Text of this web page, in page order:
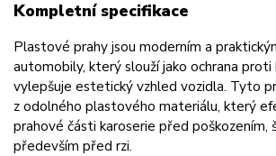
Kompletní specifikace
Plastové prahy jsou moderním a
automobily, který slouží jako ochrana proti
vylepšuje estetický vzhled vozidla. Tyto
z odolného plastového materiálu, který
prahové části karoserie před poškozením,
především před rzi.